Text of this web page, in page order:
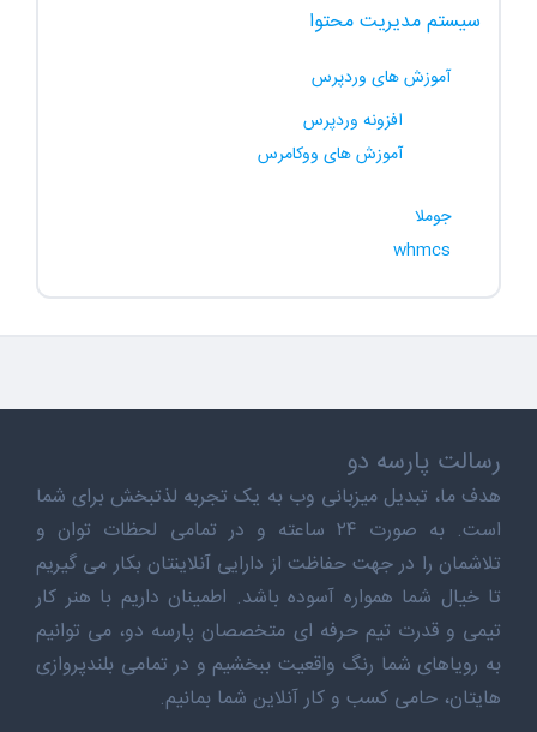
سیستم مدیریت محتوا
آموزش های وردپرس
افزونه وردپرس
آموزش های ووکامرس
جوملا
whmcs
رسالت پارسه دو
هدف ما، تبدیل میزبانی وب به یک تجربه لذتبخش برای شما
است. به صورت ۲۴ ساعته و در تمامی لحظات توان و
تلاشمان را در جهت حفاظت از دارایی آنلاینتان بکار می گیریم
تا خیال شما همواره آسوده باشد. اطمینان داریم با هنر کار
تیمی و قدرت تیم حرفه ای متخصصان پارسه دو، می توانیم
به رویاهای شما رنگ واقعیت ببخشیم و در تمامی بلندپروازی
هایتان، حامی کسب و کار آنلاین شما بمانیم.